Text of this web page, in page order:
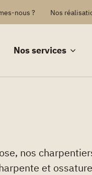
nous ? Nos
Nos services
nos
et